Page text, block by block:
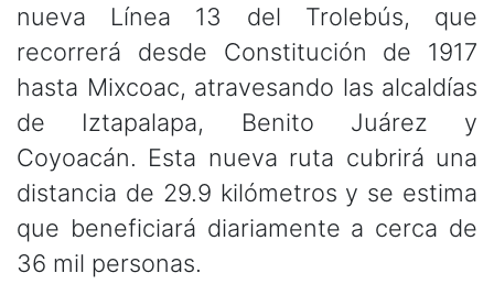
nueva Línea 13 del Trolebús, que
recorrerá desde Constitución de 1917
hasta Mixcoac, atravesando las alcaldías
de Iztapalapa, Benito Juárez y
Coyoacán. Esta nueva ruta cubrirá una
distancia de 29.9 kilómetros y se estima
que beneficiará diariamente a cerca de
36 mil personas.